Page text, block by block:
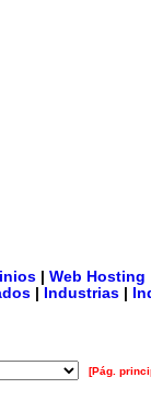
| Web Hosting
Industrias
[Pág.